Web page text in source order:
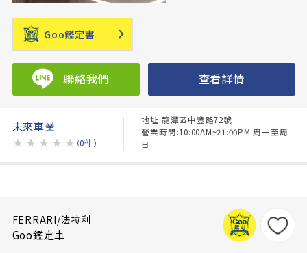
Goo鑑定書
聯絡我們 查看詳情
未來車業
★ ★ ★ ★ ★ （0件）
地址:龍潭區中豐路72號
營業時間:10:00AM~21:00PM 周一至周
日
FERRARI/法拉利
Goo鑑定車